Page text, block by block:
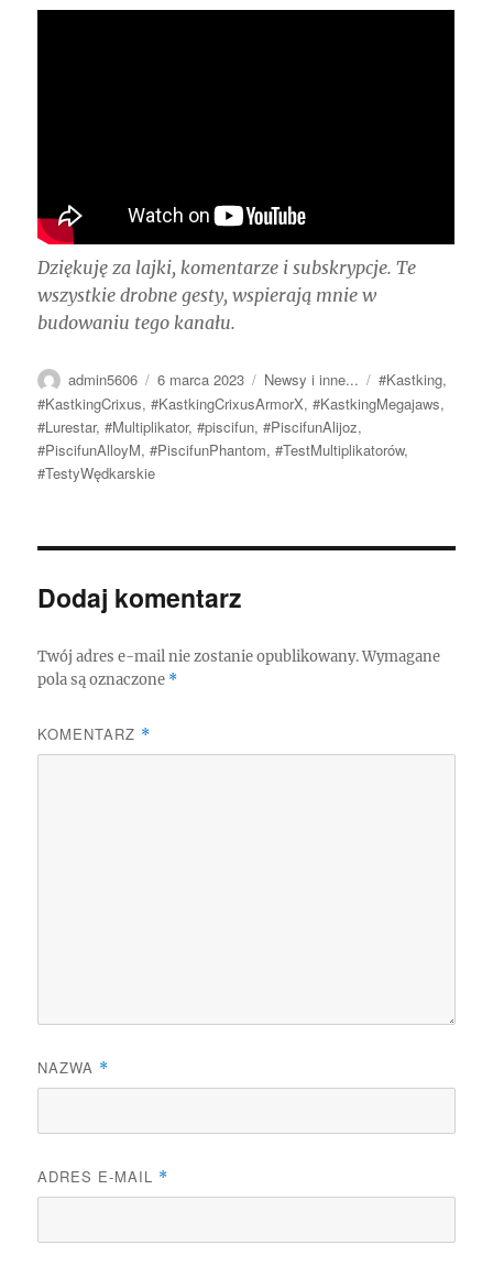
Dziękuję za lajki, komentarze i subskrypcje. Te
wszystkie drobne gesty, wspierają mnie w
budowaniu tego kanału.
Autor
admin5606
Data
publikacji
6 marca 2023 Kategorie
Newsy i inne... Tagi
#Kastking,
#KastkingCrixus,#KastkingCrixusArmorX,#KastkingMegajaws,
#Lurestar,#Multiplikator,#piscifun,#PiscifunAlijoz,
#PiscifunAlloyM,#PiscifunPhantom,#TestMultiplikatorów,
#TestyWędkarskie
Dodaj komentarz
Twój adres e-mail nie zostanie opublikowany. Wymagane
pola są oznaczone *
KOMENTARZ *
NAZWA *
ADRES E-MAIL *